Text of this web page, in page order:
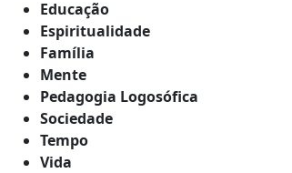
Educação
Espiritualidade
Família
Mente
Pedagogia Logosófica
Sociedade
Tempo
Vida